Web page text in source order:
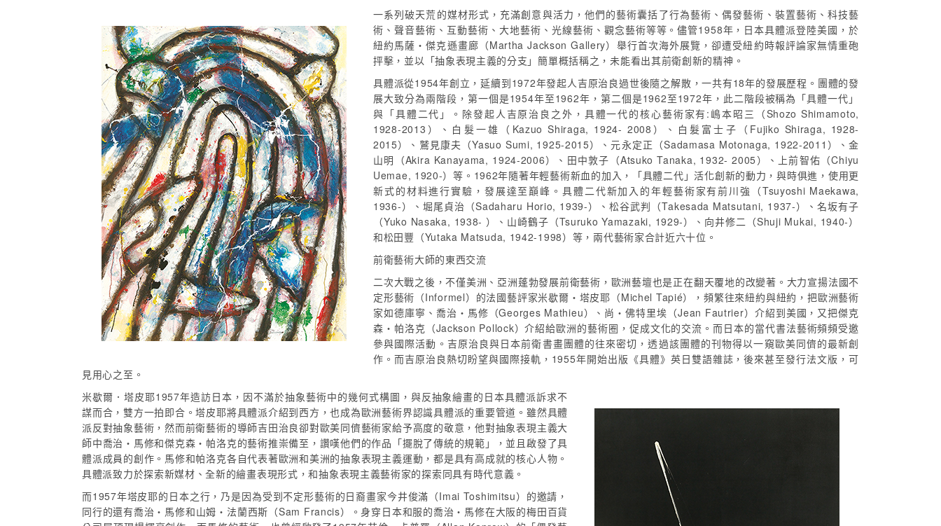
一系列破天荒的媒材形式，充滿創意與活力，他們的藝術囊括了行為藝術、偶發藝術、裝置藝術、科技藝
術、聲音藝術、互動藝術、大地藝術、光線藝術、觀念藝術等等。儘管1958年，日本具體派登陸美國，於
紐約馬薩・傑克遜畫廊（Martha Jackson Gallery）舉行首次海外展覽，卻遭受紐約時報評論家無情重砲
抨擊，並以「抽象表現主義的分支」簡單概括稱之，未能看出其前衛創新的精神。
具體派從1954年創立，延續到1972年發起人吉原治良過世後隨之解散，一共有18年的發展歷程。團體的發
展大致分為兩階段，第一個是1954年至1962年，第二個是1962至1972年，此二階段被稱為「具體一代」
與「具體二代」。除發起人吉原治良之外，具體一代的核心藝術家有:嶋本昭三（Shozo Shimamoto,
1928-2013）、白髮一雄（Kazuo Shiraga, 1924- 2008）、白髮富士子（Fujiko Shiraga, 1928-
2015）、鷲見康夫（Yasuo Sumi, 1925-2015）、元永定正（Sadamasa Motonaga, 1922-2011）、金
山明（Akira Kanayama, 1924-2006）、田中敦子（Atsuko Tanaka, 1932- 2005）、上前智佑（Chiyu
Uemae, 1920-）等。1962年隨著年輕藝術新血的加入，「具體二代」活化創新的動力，與時俱進，使用更
新式的材料進行實驗，發展達至巔峰。具體二代新加入的年輕藝術家有前川強（Tsuyoshi Maekawa,
1936-）、堀尾貞治（Sadaharu Horio, 1939-）、松谷武判（Takesada Matsutani, 1937-）、名坂有子
（Yuko Nasaka, 1938- ）、山崎鶴子（Tsuruko Yamazaki, 1929-）、向井修二（Shuji Mukai, 1940-）
和松田豐（Yutaka Matsuda, 1942-1998）等，兩代藝術家合計近六十位。
前衛藝術大師的東西交流
二次大戰之後，不僅美洲、亞洲蓬勃發展前衛藝術，歐洲藝壇也是正在翻天覆地的改變著。大力宣揚法國不
定形藝術（Informel）的法國藝評家米歇爾・塔皮耶（Michel Tapié），頻繁往來紐約與紐約，把歐洲藝術
家如德庫寧、喬治・馬修（Georges Mathieu）、尚・佛特里埃（Jean Fautrier）介紹到美國，又把傑克
森・帕洛克（Jackson Pollock）介紹給歐洲的藝術圈，促成文化的交流。而日本的當代書法藝術頻頻受邀
參與國際活動。吉原治良與日本前衛書畫團體的往來密切，透過該團體的刊物得以一窺歐美同儕的最新創
作。而吉原治良熱切盼望與國際接軌，1955年開始出版《具體》英日雙語雜誌，後來甚至發行法文版，可
見用心之至。
米歇爾．塔皮耶1957年造訪日本，因不滿於抽象藝術中的幾何式構圖，與反抽象繪畫的日本具體派訴求不
謀而合，雙方一拍即合。塔皮耶將具體派介紹到西方，也成為歐洲藝術界認識具體派的重要管道。雖然具體
派反對抽象藝術，然而前衛藝術的導師吉田治良卻對歐美同儕藝術家給予高度的敬意，他對抽象表現主義大
師中喬治・馬修和傑克森・帕洛克的藝術推崇備至，讚嘆他們的作品「擺脫了傳統的規範」，並且啟發了具
體派成員的創作。馬修和帕洛克各自代表著歐洲和美洲的抽象表現主義運動，都是具有高成就的核心人物。
具體派致力於探索新媒材、全新的繪畫表現形式，和抽象表現主義藝術家的探索同具有時代意義。
而1957年塔皮耶的日本之行，乃是因為受到不定形藝術的日裔畫家今井俊滿（Imai Toshimitsu）的邀請，
同行的還有喬治・馬修和山姆・法蘭西斯（Sam Francis）。身穿日本和服的喬治・馬修在大阪的梅田百貨